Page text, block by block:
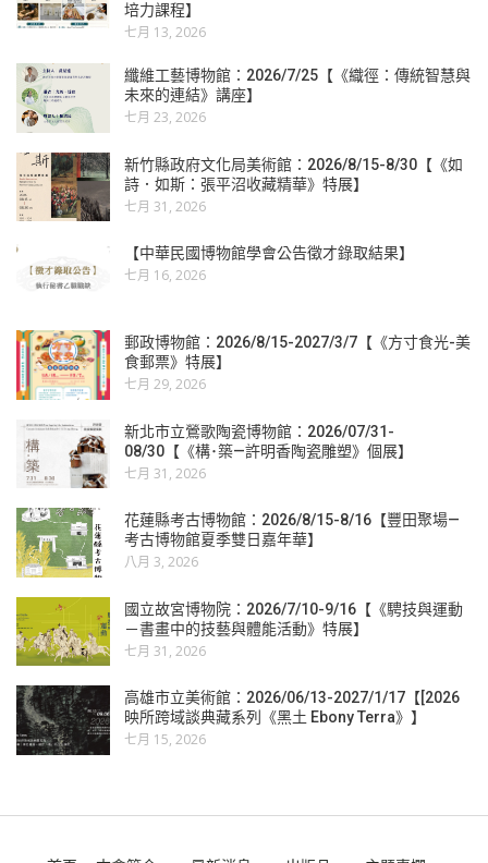
培力課程】
七月 13, 2026
纖維工藝博物館：2026/7/25【《織徑：傳統智慧與
未來的連結》講座】
七月 23, 2026
新竹縣政府文化局美術館：2026/8/15-8/30【《如
詩．如斯：張平沼收藏精華》特展】
七月 31, 2026
【中華民國博物館學會公告徵才錄取結果】
七月 16, 2026
郵政博物館：2026/8/15-2027/3/7【《方寸食光-美
食郵票》特展】
七月 29, 2026
新北市立鶯歌陶瓷博物館：2026/07/31-
08/30【《構･築—許明香陶瓷雕塑》個展】
七月 31, 2026
花蓮縣考古博物館：2026/8/15-8/16【豐田聚場—
考古博物館夏季雙日嘉年華】
八月 3, 2026
國立故宮博物院：2026/7/10-9/16【《騁技與運動
－書畫中的技藝與體能活動》特展】
七月 31, 2026
高雄市立美術館：2026/06/13-2027/1/17【[2026
映所跨域談典藏系列《黑土 Ebony Terra》】
七月 15, 2026